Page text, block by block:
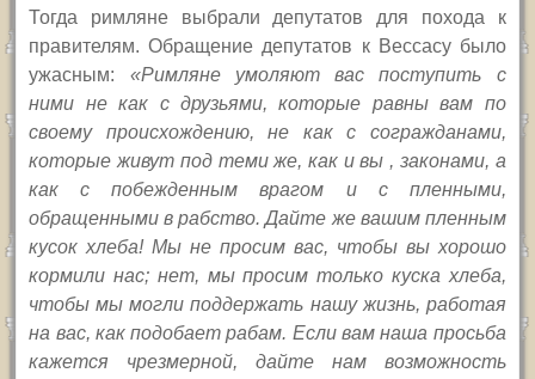
Тогда римляне выбрали депутатов для похода к
правителям. Обращение депутатов к Вессасу было
ужасным: «Римляне умоляют вас поступить с
ними не как с друзьями, которые равны вам по
своему происхождению, не как с согражданами,
которые живут под теми же, как и вы , законами, а
как с побежденным врагом и с пленными,
обращенными в рабство. Дайте же вашим пленным
кусок хлеба! Мы не просим вас, чтобы вы хорошо
кормили нас; нет, мы просим только куска хлеба,
чтобы мы могли поддержать нашу жизнь, работая
на вас, как подобает рабам. Если вам наша просьба
кажется чрезмерной, дайте нам возможность